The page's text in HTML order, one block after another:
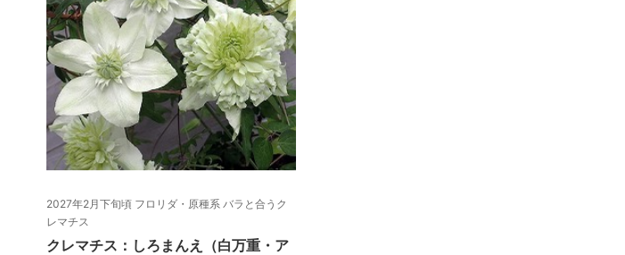
2027年2月下旬頃 フロリダ・原種系 バラと合うク
レマチス
クレマチス：しろまんえ（白万重・ア